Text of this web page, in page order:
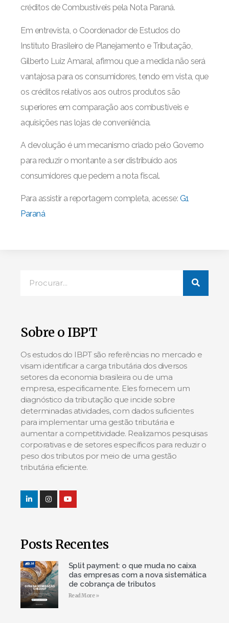
créditos de Combustíveis pela Nota Paraná.
Em entrevista, o Coordenador de Estudos do
Instituto Brasileiro de Planejamento e Tributação,
Gilberto Luiz Amaral, afirmou que a medida não será
vantajosa para os consumidores, tendo em vista, que
os créditos relativos aos outros produtos são
superiores em comparação aos combustíveis e
aquisições nas lojas de conveniência.
A devolução é um mecanismo criado pelo Governo
para reduzir o montante a ser distribuído aos
consumidores que pedem a nota fiscal.
Para assistir a reportagem completa, acesse: G1
Paraná
Sobre o IBPT
Os estudos do IBPT são referências no mercado e
visam identificar a carga tributária dos diversos
setores da economia brasileira ou de uma
empresa, especificamente. Eles fornecem um
diagnóstico da tributação que incide sobre
determinadas atividades, com dados suficientes
para implementar uma gestão tributária e
aumentar a competitividade. Realizamos pesquisas
corporativas e de setores específicos para reduzir o
peso dos tributos por meio de uma gestão
tributária eficiente.
Posts Recentes
Split payment: o que muda no caixa
das empresas com a nova sistemática
de cobrança de tributos
Read More »